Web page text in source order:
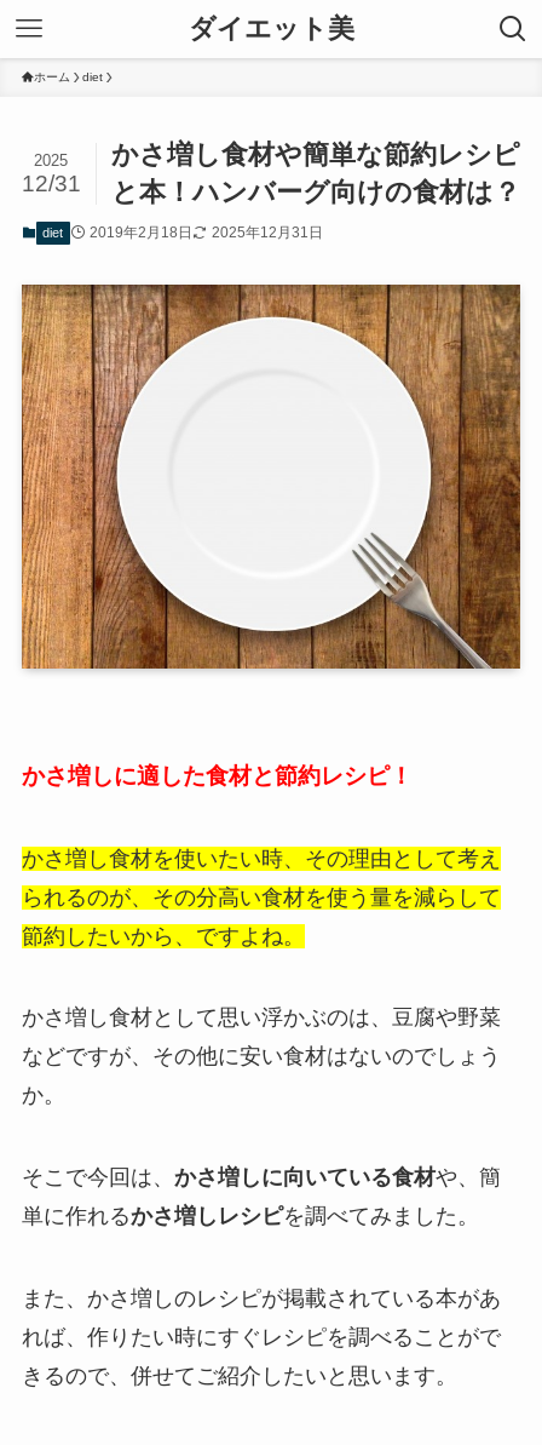
ダイエット美
ホーム diet
かさ増し食材や簡単な節約レシピ
と本！ハンバーグ向けの食材は？
2025
12/31
diet 2019年2月18日 2025年12月31日
かさ増しに適した食材と節約レシピ！
かさ増し食材を使いたい時、その理由として考え
られるのが、その分高い食材を使う量を減らして
節約したいから、ですよね。
かさ増し食材として思い浮かぶのは、豆腐や野菜
などですが、その他に安い食材はないのでしょう
か。
そこで今回は、 かさ増しに向いている食材や、簡
単に作れるかさ増しレシピを調べてみました。
また、かさ増しのレシピが掲載されている本があ
れば、作りたい時にすぐレシピを調べることがで
きるので、併せてご紹介したいと思います。